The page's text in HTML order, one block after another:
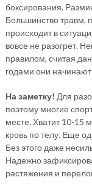
боксирования.
Большинство травм,
происходит в
вовсе не разогрет.
правилом, считая
годами они начинают
На заметку! Для
поэтому многие
месте. Хватит 10-15
кровь по телу. Еще
Без этого даже
Надежно
растяжения и